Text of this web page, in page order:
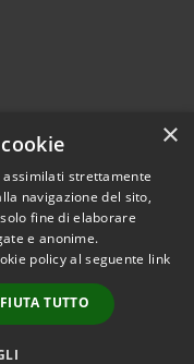
© 2026 • Comune di
Gangi • Powered by
•
Accesso
redazione
×
assimilati strettamente
navigazione del sito,
fine di elaborare
e anonime.
policy al seguente link
TUTTO